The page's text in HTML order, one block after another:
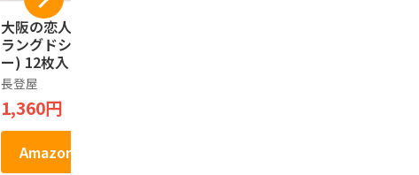
大阪の恋人(ホワイト
ラングドシャクッキ
ー) 12枚入 大阪のお
土産
長登屋
1,360円
Amazonで見る